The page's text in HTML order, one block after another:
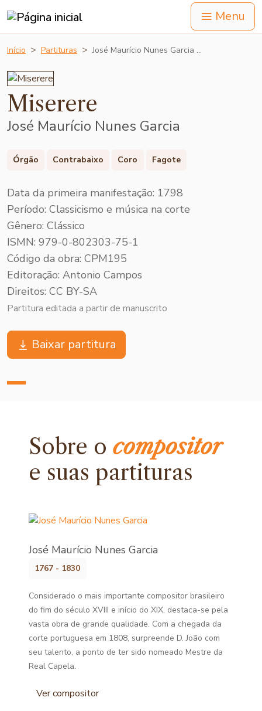
Menu
Início Partituras José Maurício Nunes Garcia …
Miserere
José Maurício Nunes Garcia
Órgão Contrabaixo Coro Fagote
Data da primeira manifestação: 1798
Período: Classicismo e música na corte
Gênero: Clássico
ISMN: 979-0-802303-75-1
Código da obra: CPM195
Editoração: Antonio Campos
Direitos: CC BY-SA
Partitura editada a partir de manuscrito
Baixar partitura
Sobre ocompositor
e suas partituras
José Maurício Nunes Garcia
1767 - 1830
Considerado o mais importante compositor brasileiro
do fim do século XVIII e início do XIX, destaca-se pela
vasta obra de grande qualidade. Com a chegada da
corte portuguesa em 1808, surpreende D. João com
seu talento, a ponto de ter sido nomeado Mestre da
Real Capela.
Ver compositor